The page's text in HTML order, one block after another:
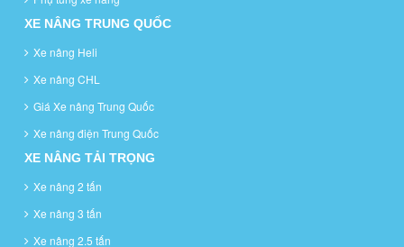
XE NÂNG TRUNG QUỐC
Xe nâng Heli
Xe nâng CHL
Giá Xe nâng Trung Quốc
Xe nâng điện Trung Quốc
XE NÂNG TẢI TRỌNG
Xe nâng 2 tấn
Xe nâng 3 tấn
Xe nâng 2.5 tấn